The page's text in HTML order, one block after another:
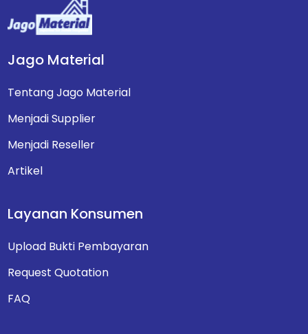
Jago Material
Tentang Jago Material
Menjadi Supplier
Menjadi Reseller
Artikel
Layanan Konsumen
Upload Bukti Pembayaran
Request Quotation
FAQ